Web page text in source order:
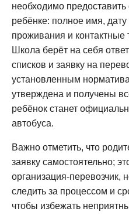
необходимо
ребёнке: полное имя,
проживания и
Школа берёт на себя
списков и заявку на
установленным
утверждена и получены
ребёнок станет
автобуса.
Важно отметить, что
заявку самостоятельно;
организация-перевозчик,
следить за процессом и
чтобы избежать